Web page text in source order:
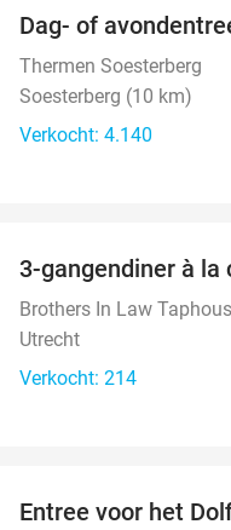
Dag- of
Thermen Soesterberg
Soesterberg (10 km)
Verkocht: 4.140
3-gangendiner à la
Brothers In Law
Utrecht
Verkocht: 214
Entree voor het